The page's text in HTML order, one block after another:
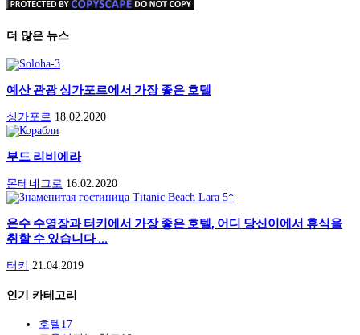
더 많은 뉴스
예산 관광 싱가포르에서 가장 좋은 호텔
싱가포르 18.02.2020
부드 리비에라
몬테네그로 16.02.2020
온수 수영장과 터키에서 가장 좋은 호텔, 어디 당신이에서 휴식을
취할 수 있습니다 ...
터키 21.04.2019
인기 카테고리
호텔 17